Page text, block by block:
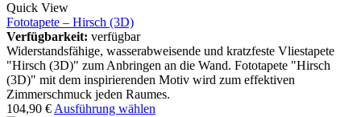
Quick View
Fototapete – Hirsch (3D)
Verfügbarkeit: verfügbar
Widerstandsfähige, wasserabweisende und kratzfeste Vliestapete
"Hirsch (3D)" zum Anbringen an die Wand. Fototapete "Hirsch
(3D)" mit dem inspirierenden Motiv wird zum effektiven
Zimmerschmuck jeden Raumes.
104,90 € Ausführung wählen